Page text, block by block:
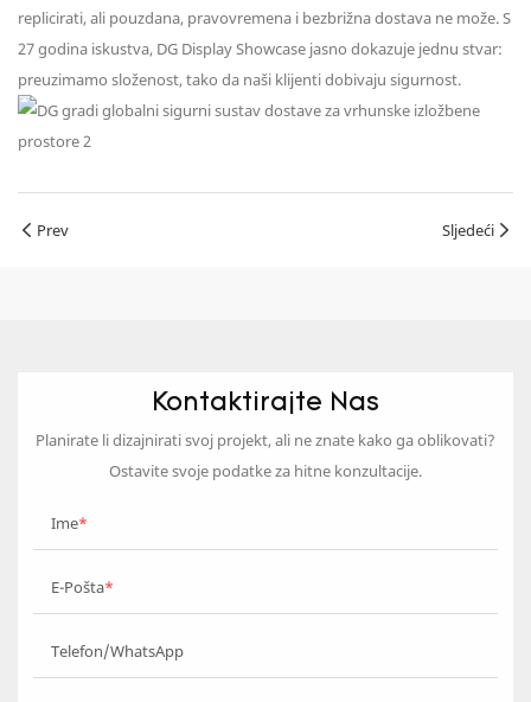
replicirati, ali pouzdana, pravovremena i bezbrižna dostava ne može. S
27 godina iskustva, DG Display Showcase jasno dokazuje jednu stvar:
preuzimamo složenost, tako da naši klijenti dobivaju sigurnost.
Prev Sljedeći
Kontaktirajte Nas
Planirate li dizajnirati svoj projekt, ali ne znate kako ga oblikovati?
Ostavite svoje podatke za hitne konzultacije.
Ime
E-Pošta
Telefon/WhatsApp